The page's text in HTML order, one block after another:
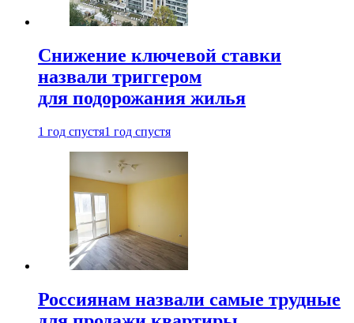
Снижение ключевой ставки
назвали триггером
для подорожания жилья
1 год спустя1 год спустя
Россиянам назвали самые трудные